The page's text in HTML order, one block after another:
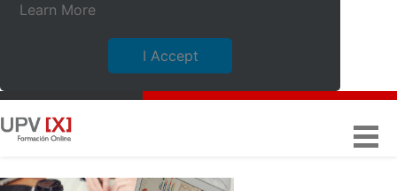
Learn More
I Accept